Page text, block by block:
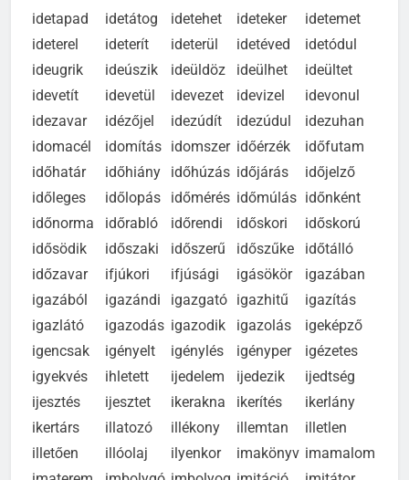
idesorol
idestova ideszáll idetalál
idetálal
idetapad
idetátog idetehet ideteker
idetemet
ideterel
ideterít ideterül idetéved
idetódul
ideugrik
ideúszik ideüldöz ideülhet
ideültet
idevetít
idevetül idevezet idevizel
idevonul
idezavar
idézőjel idezúdít idezúdul
idezuhan
idomacél
idomítás idomszer időérzék
időfutam
időhatár
időhiány időhúzás időjárás
időjelző
időleges
időlopás időmérés időmúlás
időnként
időnorma
időrabló időrendi időskori
időskorú
idősödik
időszaki időszerű időszűke
időtálló
időzavar
ifjúkori ifjúsági igásökör
igazában
igazából
igazándi igazgató igazhitű
igazítás
igazlátó
igazodás igazodik igazolás
igeképző
igencsak
igényelt igénylés igényper
igézetes
igyekvés
ihletett ijedelem ijedezik
ijedtség
ijesztés
ijesztet ikerakna ikerítés
ikerlány
ikertárs
illatozó illékony illemtan
illetlen
illetően
illóolaj ilyenkor imakönyv
imamalom